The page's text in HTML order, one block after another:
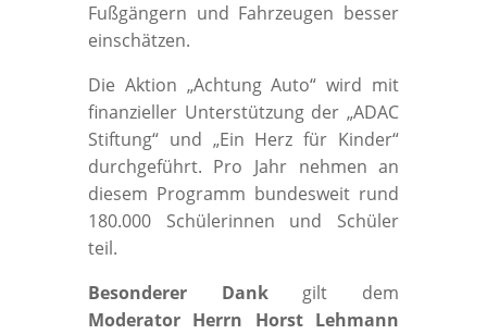
Fußgängern und Fahrzeugen besser
einschätzen.
Die Aktion „Achtung Auto“ wird mit
finanzieller Unterstützung der „ADAC
Stiftung“ und „Ein Herz für Kinder“
durchgeführt. Pro Jahr nehmen an
diesem Programm bundesweit rund
180.000 Schülerinnen und Schüler
teil.
Besonderer Dankgilt dem
Moderator Herrn Horst Lehmann